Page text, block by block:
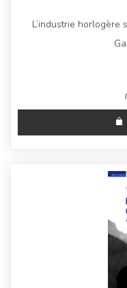
L’industrie horlogère